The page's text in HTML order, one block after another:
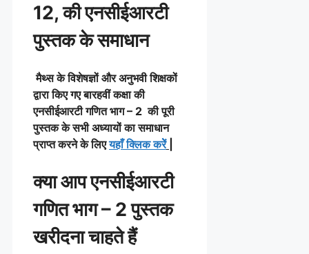
12, की एनसीईआरटी
पुस्तक के समाधान
मैथ्स के विशेषज्ञों और अनुभवी शिक्षकों
द्वारा किए गए बारहवीं कक्षा की
एनसीईआरटी गणित भाग – 2 की पूरी
पुस्तक के सभी अध्यायों का समाधान
प्राप्त करने के लिएयहाँ क्लिक करेें
क्या आप एनसीईआरटी
गणित भाग – 2पुस्तक
खरीदना चाहते हैं